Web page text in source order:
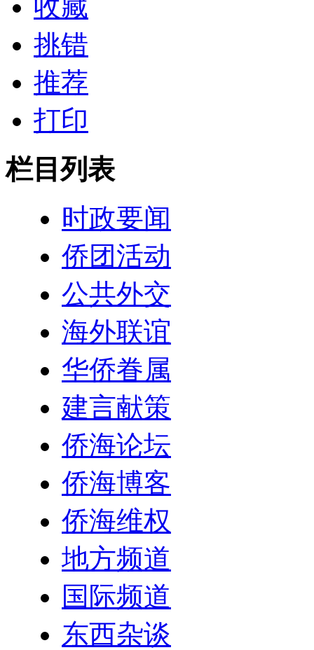
收藏
挑错
推荐
打印
栏目列表
时政要闻
侨团活动
公共外交
海外联谊
华侨眷属
建言献策
侨海论坛
侨海博客
侨海维权
地方频道
国际频道
东西杂谈